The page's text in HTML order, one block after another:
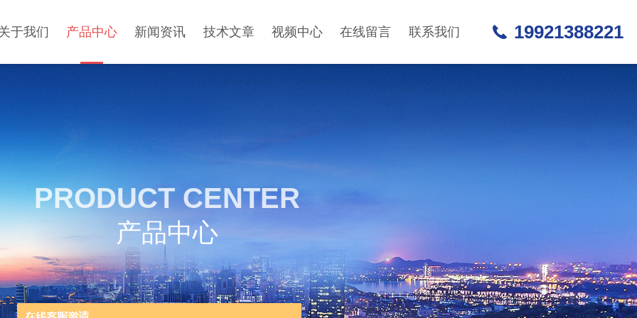
于我们 产品中心 新闻资讯 技术文章 视频中心 在线留言 联系我们 19921388221
PRODUCT CENTER
产品中心